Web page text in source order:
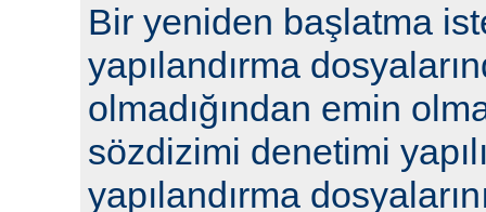
Bir yeniden başlatma
yapılandırma
olmadığından emin
sözdizimi denetimi
yapılandırma